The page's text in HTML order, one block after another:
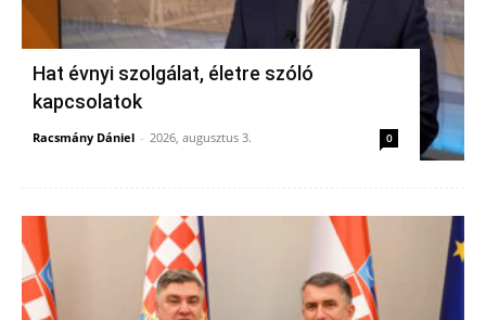
Hat évnyi szolgálat, életre szóló
kapcsolatok
Racsmány Dániel - 2026, augusztus 3. 0